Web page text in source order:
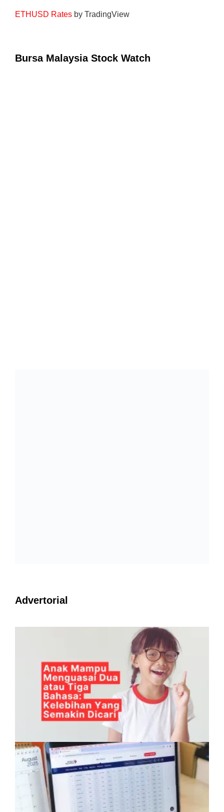
ETHUSD Rates by TradingView
Bursa Malaysia Stock Watch
Advertorial
Anak Mampu Menguasai Dua atau Tiga
Bahasa: Kelebihan Yang Semakin Dicari